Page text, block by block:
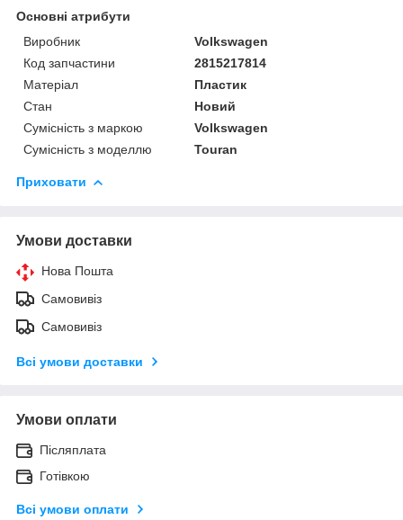
Основні атрибути
Виробник
Volkswagen
Код запчастини
2815217814
Матеріал
Пластик
Стан
Новий
Сумісність з маркою
Volkswagen
Сумісність з моделлю
Touran
Приховати
Умови доставки
Нова Пошта
Самовивіз
Самовивіз
Всі умови доставки
Умови оплати
Післяплата
Готівкою
Всі умови оплати